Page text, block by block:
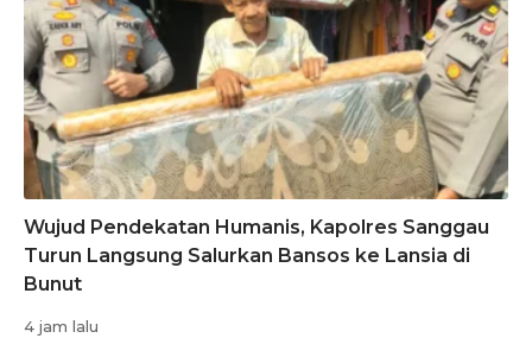
Wujud Pendekatan Humanis, Kapolres Sanggau
Turun Langsung Salurkan Bansos ke Lansia di
Bunut
4 jam lalu